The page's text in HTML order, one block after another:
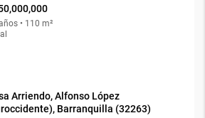
• 110 m²
Arriendo, Alfonso López
Barranquilla (32263)